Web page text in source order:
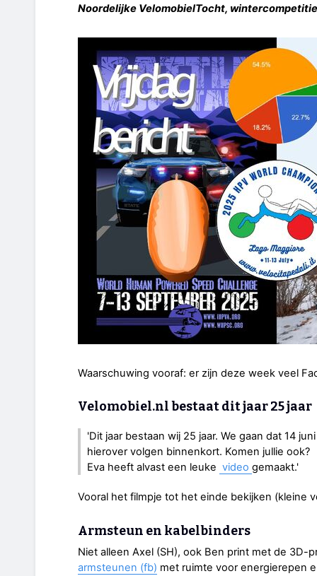
Noordelijke VelomobielTocht,
Waarschuwing vooraf: er zijn deze week veel
Velomobiel.nl bestaat dit jaar 25 jaar
'Dit jaar bestaan wij 25 jaar. We gaan dat 14
hierover volgen binnenkort. Komen jullie ook?
Eva heeft alvast een leuke videogemaakt.'
Vooral het filmpje tot het einde bekijken (kleine
Armsteun en kabelbinders
Niet alleen Axel (SH), ook Ben print met de 3D-
armsteunen (fb) met ruimte voor energierepen